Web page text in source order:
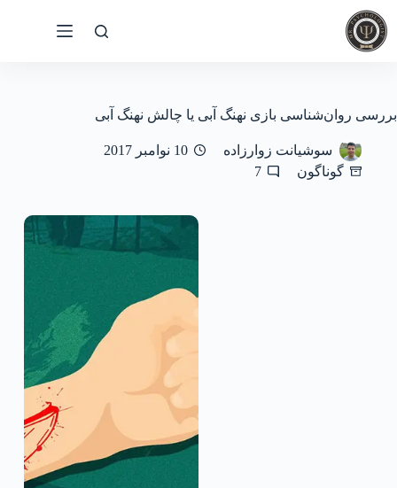
پرش
به
محتوا
بررسی روان‌شناسی بازی نهنگ آبی یا چالش نهنگ آبی
سوشیانت زوارزاده
10 نوامبر 2017
گوناگون
7